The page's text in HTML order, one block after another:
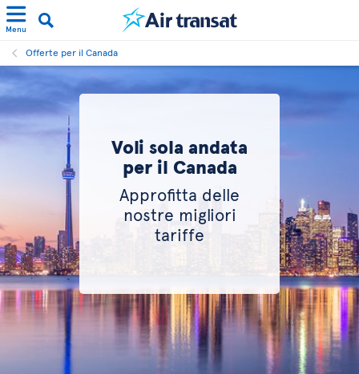
Menu
Offerte per il Canada
Voli sola andata
per il Canada
Approfitta delle
nostre migliori
tariffe